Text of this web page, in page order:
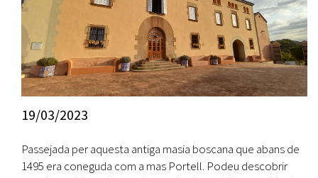
19/03/2023
Passejada per aquesta antiga masia boscana que abans de
1495 era coneguda com a mas Portell. Podeu descobrir